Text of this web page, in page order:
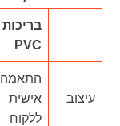
בריכות
PVC
עיצוב
התאמה
אישית
ללקוח